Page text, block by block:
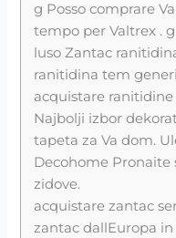
g Posso comprare
tempo per Valtrex .
luso Zantac
ranitidina tem
acquistare
Najbolji izbor
tapeta za Va dom.
Decohome Pronaite
zidove.
acquistare zantac
zantac dallEuropa in